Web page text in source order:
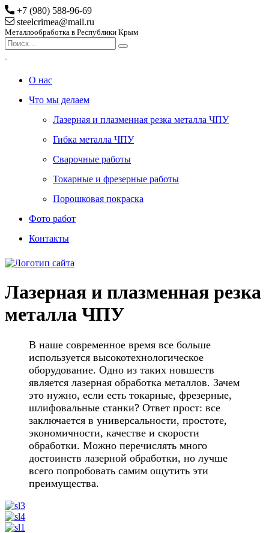
+7 (980) 588-96-69
steelcrimea@mail.ru
Металлообработка в Республики Крым
О нас
Что мы делаем
Лазерная и плазменная резка металла ЧПУ
Гибка металла ЧПУ
Сварочные работы
Токарные и фрезерные работы
Порошковая покраска
Фото работ
Контакты
Лазерная и плазменная резка
металла ЧПУ
В наше современное время все больше
используется высокотехнологическое
оборудование. Одно из таких новшеств
является лазерная обработка металлов. Зачем
это нужно, если есть токарные, фрезерные,
шлифовальные станки? Ответ прост: все
заключается в универсальности, простоте,
экономичности, качестве и скорости
обработки. Можно перечислять много
достоинств лазерной обработки, но лучше
всего попробовать самим ощутить эти
преимущества.